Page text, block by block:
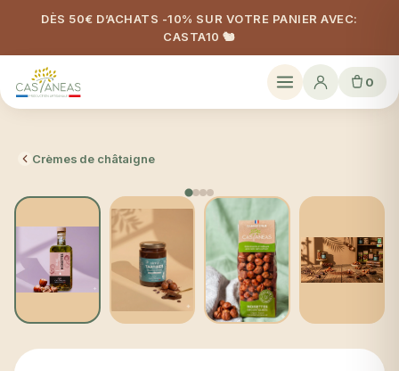
DÈS 50€ D’ACHATS -10% SUR VOTRE PANIER AVEC:
CASTA10 🐿️
0
Crèmes de châtaigne
Bestseller · Coup de cœur